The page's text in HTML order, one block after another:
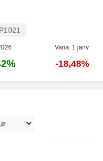
Varia. 1 janv.
-18,48%